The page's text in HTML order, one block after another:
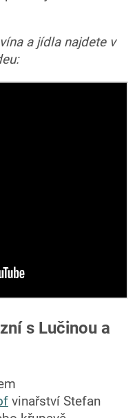
a jídla najdete v
s Lučinou a
vinařství Stefan